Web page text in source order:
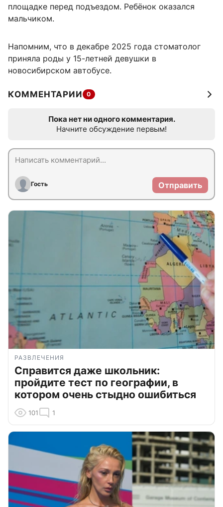
площадке перед подъездом. Ребёнок оказался
мальчиком.
Напомним, что в декабре 2025 года стоматолог
приняла роды у 15-летней девушки в
новосибирском автобусе.
КОММЕНТАРИИ 0
Пока нет ни одного комментария.
Начните обсуждение первым!
Гость Отправить
РАЗВЛЕЧЕНИЯ
Справится даже школьник:
пройдите тест по географии, в
котором очень стыдно ошибиться
101 1